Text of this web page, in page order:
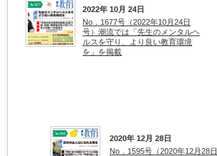
2022年 10月 24日
No．1677号（2022年10月24日
号）潮流では「先生のメンタルヘ
ルスを守り、より良い教育環境
を」を掲載
2020年 12月 28日
No．1595号（2020年12月28日